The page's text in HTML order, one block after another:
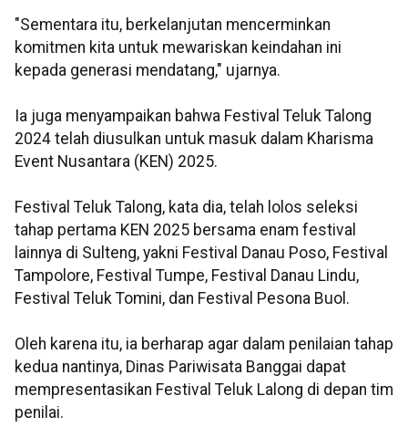
"Sementara itu, berkelanjutan mencerminkan
komitmen kita untuk mewariskan keindahan ini
kepada generasi mendatang," ujarnya.
Ia juga menyampaikan bahwa Festival Teluk Talong
2024 telah diusulkan untuk masuk dalam Kharisma
Event Nusantara (KEN) 2025.
Festival Teluk Talong, kata dia, telah lolos seleksi
tahap pertama KEN 2025 bersama enam festival
lainnya di Sulteng, yakni Festival Danau Poso, Festival
Tampolore, Festival Tumpe, Festival Danau Lindu,
Festival Teluk Tomini, dan Festival Pesona Buol.
Oleh karena itu, ia berharap agar dalam penilaian tahap
kedua nantinya, Dinas Pariwisata Banggai dapat
mempresentasikan Festival Teluk Lalong di depan tim
penilai.